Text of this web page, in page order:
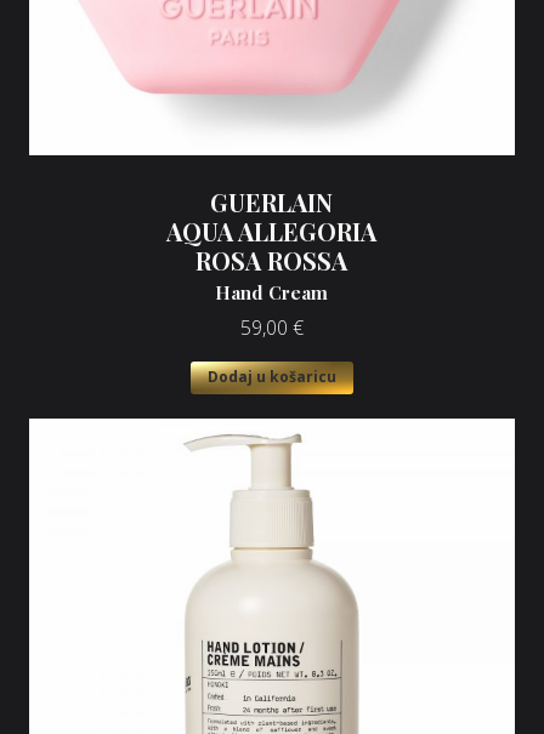
GUERLAIN
AQUA ALLEGORIA
ROSA ROSSA
Hand Cream
59,00 €
Dodaj u košaricu